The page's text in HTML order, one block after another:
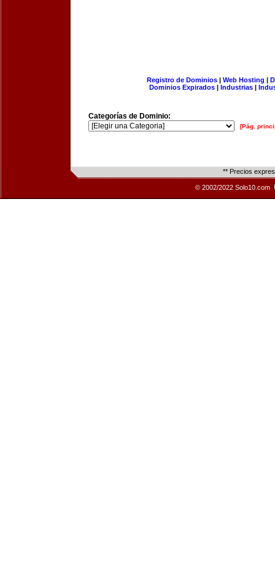
Registro de Dominios| Web Hosting |
Dominios Expirados | Industrias |
Categorías de Dominio:
[Pág.
** Precios
© 2002/2022 Solo10.com